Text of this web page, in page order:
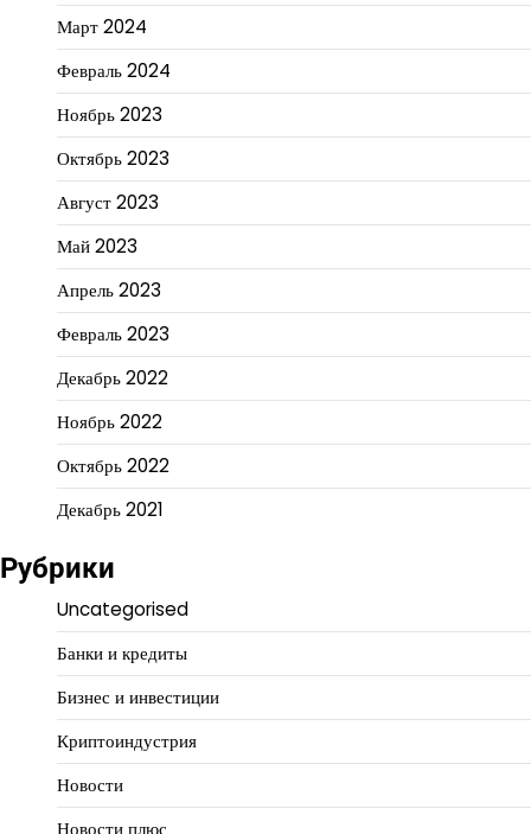
Март 2024
Февраль 2024
Ноябрь 2023
Октябрь 2023
Август 2023
Май 2023
Апрель 2023
Февраль 2023
Декабрь 2022
Ноябрь 2022
Октябрь 2022
Декабрь 2021
Рубрики
Uncategorised
Банки и кредиты
Бизнес и инвестиции
Криптоиндустрия
Новости
Новости плюс